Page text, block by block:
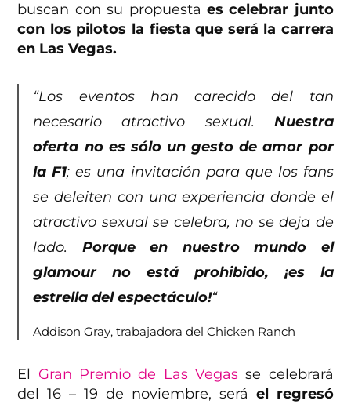
buscan con su propuesta es celebrar junto
con los pilotos la fiesta que será la carrera
en Las Vegas.
“Los eventos han carecido del tan
necesario atractivo sexual. Nuestra
oferta no es sólo un gesto de amor por
la F1; es una invitación para que los fans
se deleiten con una experiencia donde el
atractivo sexual se celebra, no se deja de
lado. Porque en nuestro mundo el
glamour no está prohibido, ¡es la
estrella del espectáculo!“
Addison Gray, trabajadora del Chicken Ranch
El Gran Premio de Las Vegasse celebrará
del 16 – 19 de noviembre, será el regresó